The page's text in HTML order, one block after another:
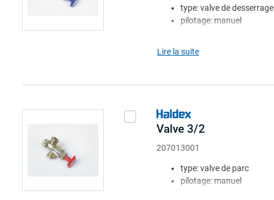
type: valve de desserrage
pilotage: manuel
ressort: sans
Lire la suite
Valve 3/2
207013001
type: valve de parc
pilotage: manuel